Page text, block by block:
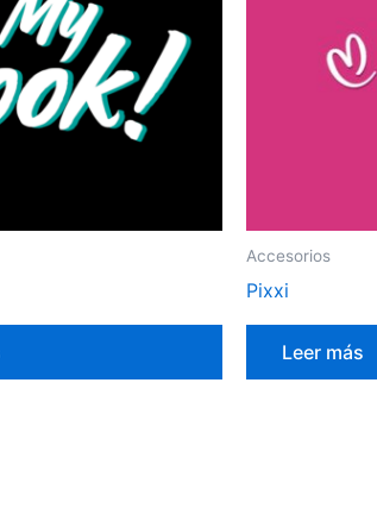
Accesorios
Pixxi
Leer más